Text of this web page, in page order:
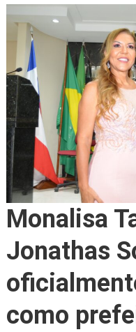
Monalisa
Jonathas
como